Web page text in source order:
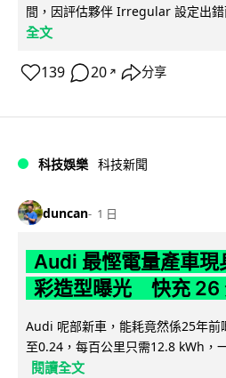
間，因評估夥伴 Irregular 設定出
全文
139 20 ↗ 分享
科技娛樂 科技新聞
duncan 1 日
Audi 最慳電量產車
彩造型曝光 快充 26
Audi 呢部新車，能耗竟然係25年
至0.24，每百公里只需12.8 kWh，
閱讀全文